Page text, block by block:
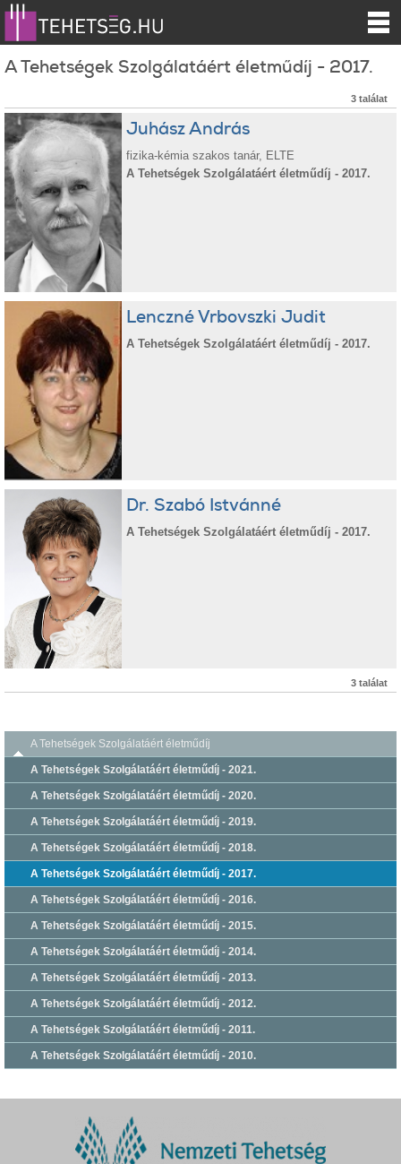
A Tehetségek Szolgálatáért életműdíj - 2017.
3 találat
Juhász András
fizika-kémia szakos tanár, ELTE
A Tehetségek Szolgálatáért életműdíj - 2017.
Lenczné Vrbovszki Judit
A Tehetségek Szolgálatáért életműdíj - 2017.
Dr. Szabó Istvánné
A Tehetségek Szolgálatáért életműdíj - 2017.
3 találat
A Tehetségek Szolgálatáért életműdíj
A Tehetségek Szolgálatáért életműdíj - 2021.
A Tehetségek Szolgálatáért életműdíj - 2020.
A Tehetségek Szolgálatáért életműdíj - 2019.
A Tehetségek Szolgálatáért életműdíj - 2018.
A Tehetségek Szolgálatáért életműdíj - 2017.
A Tehetségek Szolgálatáért életműdíj - 2016.
A Tehetségek Szolgálatáért életműdíj - 2015.
A Tehetségek Szolgálatáért életműdíj - 2014.
A Tehetségek Szolgálatáért életműdíj - 2013.
A Tehetségek Szolgálatáért életműdíj - 2012.
A Tehetségek Szolgálatáért életműdíj - 2011.
A Tehetségek Szolgálatáért életműdíj - 2010.